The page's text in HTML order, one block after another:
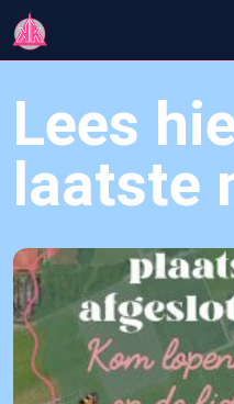
Lees
laatste